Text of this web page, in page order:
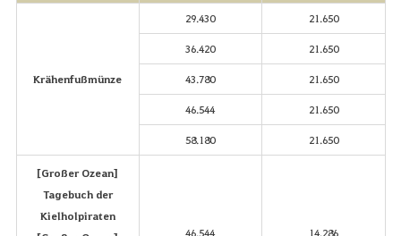
Krähenfußmünze
29.430 21.650
36.420 21.650
43.780 21.650
46.544 21.650
58.180 21.650
[Großer Ozean]
Tagebuch der
Kielholpiraten
46.544 14.286